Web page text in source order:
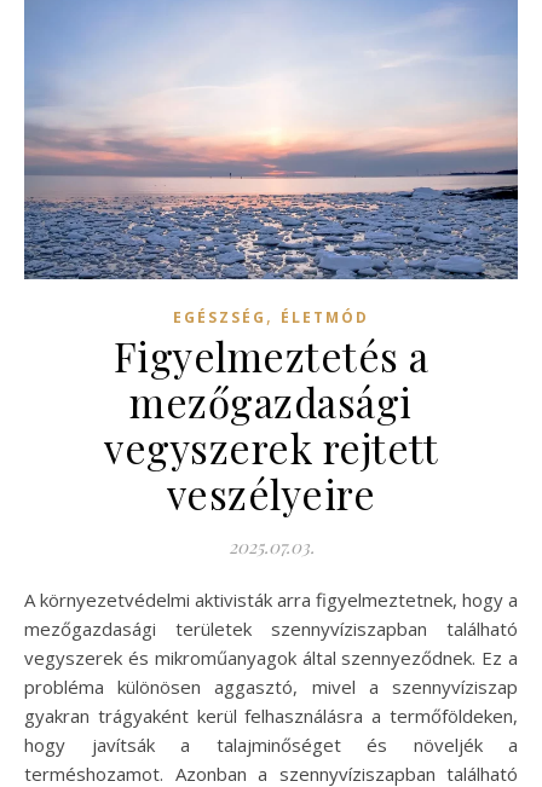
EGÉSZSÉG , ÉLETMÓD
Figyelmeztetés a
mezőgazdasági
vegyszerek rejtett
veszélyeire
2025.07.03.
A környezetvédelmi aktivisták arra figyelmeztetnek, hogy a
mezőgazdasági területek szennyvíziszapban található
vegyszerek és mikroműanyagok által szennyeződnek. Ez a
probléma különösen aggasztó, mivel a szennyvíziszap
gyakran trágyaként kerül felhasználásra a termőföldeken,
hogy javítsák a talajminőséget és növeljék a
terméshozamot. Azonban a szennyvíziszapban található